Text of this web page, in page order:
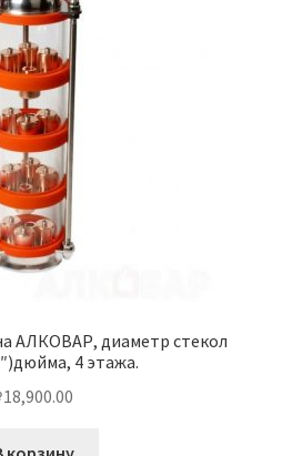
АЛКОВАР, диаметр стекол
4 этажа.
18,900.00